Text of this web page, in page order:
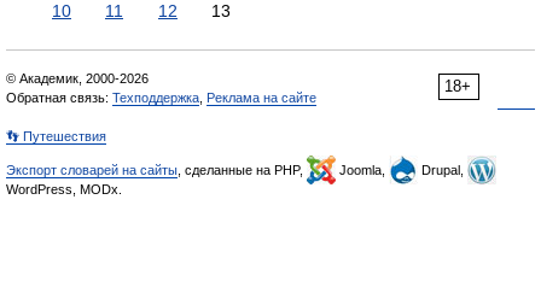
10
11 12 13
18+
© Академик, 2000-2026
Обратная связь: Техподдержка Реклама на сайте
👣 Путешествия
Экспорт словарей на сайты , сделанные на PHP, Joomla,
Drupal,
WordPress, MODx.